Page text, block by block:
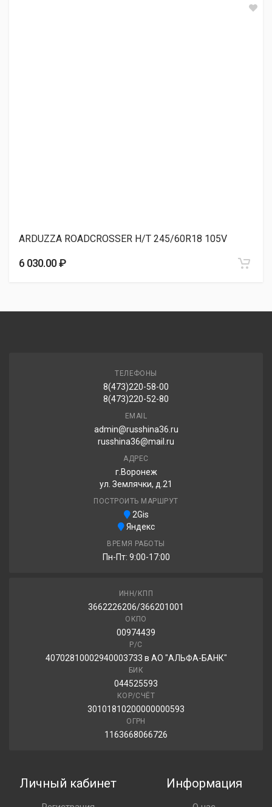
Sonix PRIMEMARCH H/T 79 245/60R18 105H
Three A ECOSAVER 245/60R18 104H
Lanvigator Performax 245/60R18 105H
6 910.00 ₽
ARDUZZA ROADCROSSER H/T 245/60R18 105V
6 030.00 ₽
ТЕЛЕФОНЫ
8(473)220-58-00
8(473)220-52-80
EMAIL
admin@russhina36.ru
russhina36@mail.ru
АДРЕС
г.Воронеж
ул. Землячки, д.21
ПОСТРОИТЬ МАРШРУТ
2Gis
Яндекс
ВРЕМЯ РАБОТЫ
Пн-Пт: 9:00-17:00
ИНН/КПП
3662226206/366201001
ОКПО
00974439
Р/С
40702810002940003733 в АО "АЛЬФА-БАНК"
БИК
044525593
КОР/СЧЁТ
30101810200000000593
ОГРН
1163668066726
Личный кабинет Информация